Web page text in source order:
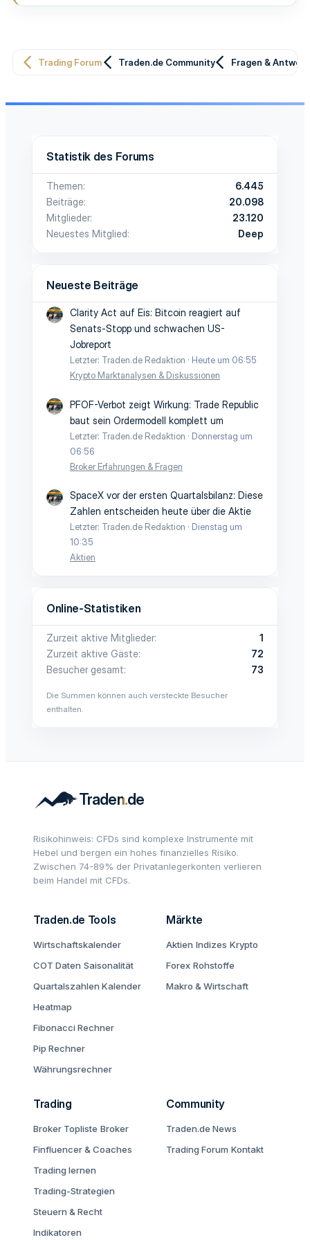
Trading Forum Traden.de Community Fragen &
Statistik des Forums
Themen
6.445
Beiträge
20.098
Mitglieder
23.120
Neuestes Mitglied
Deep
Neueste Beiträge
Clarity Act auf Eis: Bitcoin reagiert auf
Senats-Stopp und schwachen US-
Jobreport
Letzter: Traden.de Redaktion
Heute um 06:55
Krypto Marktanalysen & Diskussionen
PFOF-Verbot zeigt Wirkung: Trade Republic
baut sein Ordermodell komplett um
Letzter: Traden.de Redaktion
Donnerstag um
06:56
Broker Erfahrungen & Fragen
SpaceX vor der ersten Quartalsbilanz: Diese
Zahlen entscheiden heute über die Aktie
Letzter: Traden.de Redaktion
Dienstag um
10:35
Aktien
Online-Statistiken
Zurzeit aktive Mitglieder
1
Zurzeit aktive Gäste
72
Besucher gesamt
73
Die Summen können auch versteckte Besucher
enthalten.
Risikohinweis: CFDs sind komplexe Instrumente mit
Hebel und bergen ein hohes finanzielles Risiko.
Zwischen 74-89% der Privatanlegerkonten verlieren
beim Handel mit CFDs.
Traden.de Tools
Wirtschaftskalender
COT Daten Saisonalität
Quartalszahlen Kalender
Heatmap
Fibonacci Rechner
Pip Rechner
Währungsrechner
Märkte
Aktien Indizes Krypto
Forex Rohstoffe
Makro & Wirtschaft
Trading
Broker Topliste Broker
Finfluencer & Coaches
Trading lernen
Trading-Strategien
Steuern & Recht
Indikatoren
Community
Traden.de News
Trading Forum Kontakt